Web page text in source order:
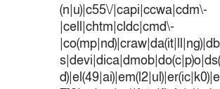
(n|u)|c55\/|capi|ccwa|cdm\-
|cell|chtm|cldc|cmd\-